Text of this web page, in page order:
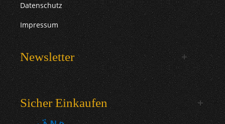
Datenschutz
Impressum
Newsletter
Sicher Einkaufen